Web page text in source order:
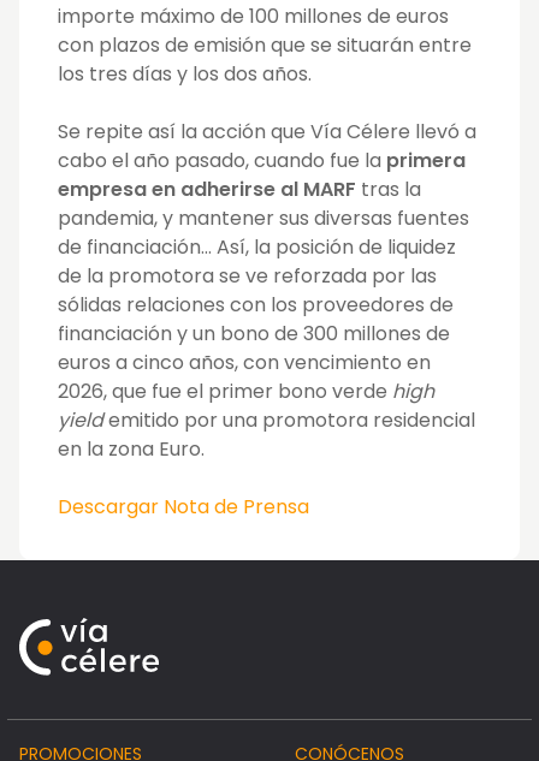
importe máximo de 100 millones de euros
con plazos de emisión que se situarán entre
los tres días y los dos años.
Se repite así la acción que Vía Célere llevó a
cabo el año pasado, cuando fue la primera
empresa en adherirse al MARF tras la
pandemia, y mantener sus diversas fuentes
de financiación… Así, la posición de liquidez
de la promotora se ve reforzada por las
sólidas relaciones con los proveedores de
financiación y un bono de 300 millones de
euros a cinco años, con vencimiento en
2026, que fue el primer bono verde high
yieldemitido por una promotora residencial
en la zona Euro.
Descargar Nota de Prensa
PROMOCIONES
CONÓCENOS